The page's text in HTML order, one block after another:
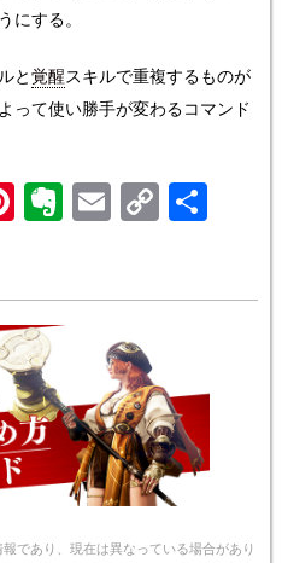
にする。
と覚醒スキルで重複するものが
って使い勝手が変わるコマンド
Pi
nt
e
st
E
v
n
e
E
m
C
o
y
n
k
であり、現在は異なっている場合があり